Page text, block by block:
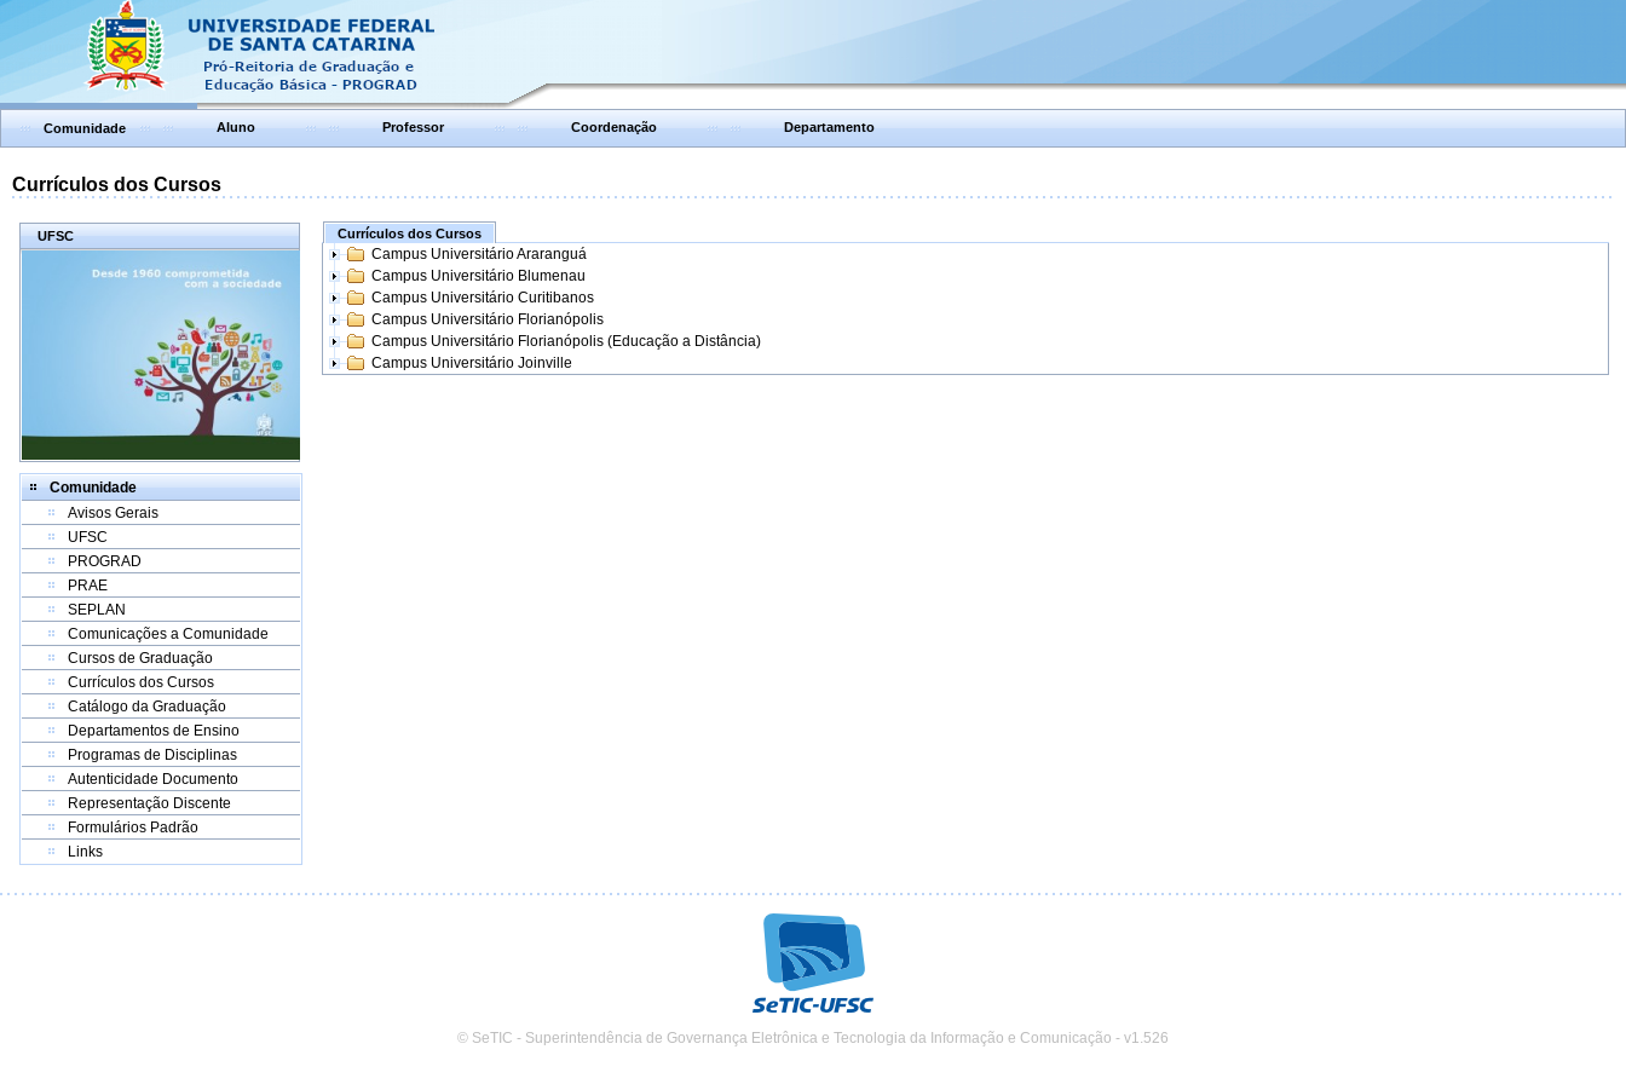
Comunidade Aluno Professor Coordenação Departamento
Currículos dos Cursos
UFSC
Comunidade
Avisos Gerais
UFSC
PROGRAD
PRAE
SEPLAN
Comunicações a Comunidade
Cursos de Graduação
Currículos dos Cursos
Catálogo da Graduação
Departamentos de Ensino
Programas de Disciplinas
Autenticidade Documento
Representação Discente
Formulários Padrão
Links
Currículos dos Cursos
Campus Universitário Araranguá
Campus Universitário Blumenau
Campus Universitário Curitibanos
Campus Universitário Florianópolis
Campus Universitário Florianópolis (Educação a Distância)
Campus Universitário Joinville
© SeTIC - Superintendência de Governança Eletrônica e Tecnologia da Informação e Comunicação - v1.526